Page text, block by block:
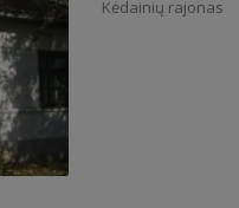
Kėdainių rajonas